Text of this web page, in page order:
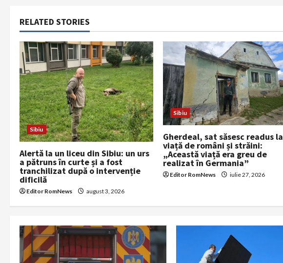
n
a
v
i
g
a
t
i
o
n
RELATED STORIES
Sibiu
Alertă la un liceu din Sibiu: un urs
a pătruns în curte și a fost
tranchilizat după o intervenție
dificilă
Editor RomNews august 3, 2026
Sibiu
Gherdeal, sat săsesc readus la
viață de români și străini:
„Această viață era greu de
realizat în Germania”
Editor RomNews iulie 27, 2026